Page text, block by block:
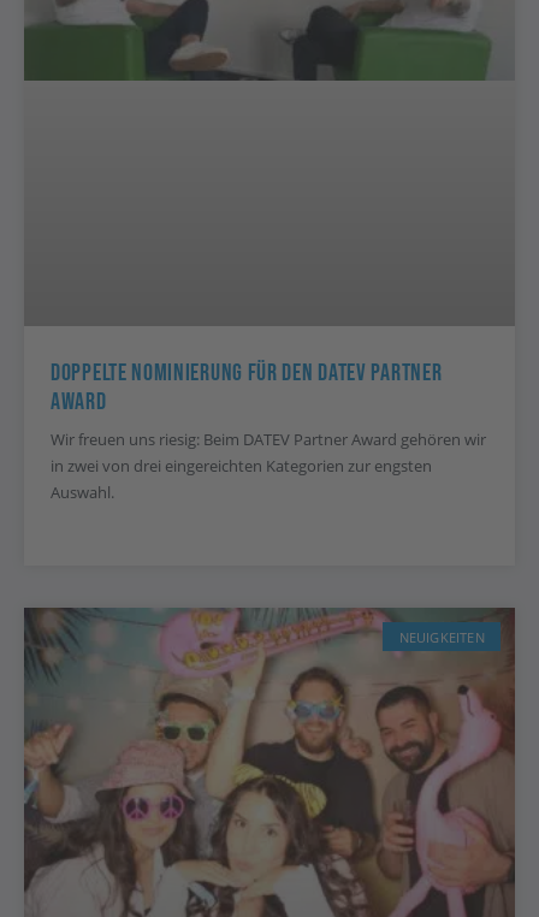
Doppelte Nominierung Für Den DATEV Partner
Award
Wir freuen uns riesig: Beim DATEV Partner Award gehören wir
in zwei von drei eingereichten Kategorien zur engsten
Auswahl.
NEUIGKEITEN